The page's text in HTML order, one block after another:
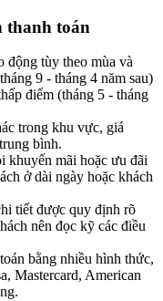
thanh toán
động tùy theo mùa và
9 - tháng 4 năm sau)
điểm (tháng 5 - tháng
trong khu vực, giá
bình.
khuyến mãi hoặc ưu đãi
ở dài ngày hoặc khách
tiết được quy định rõ
nên đọc kỹ các điều
bằng nhiều hình thức,
Mastercard, American